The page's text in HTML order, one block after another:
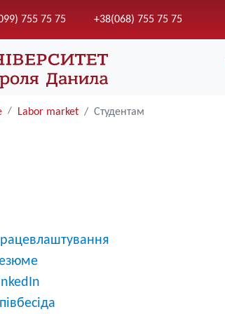
755 75 75 +38(068) 755 75 75
Labor market Студентам